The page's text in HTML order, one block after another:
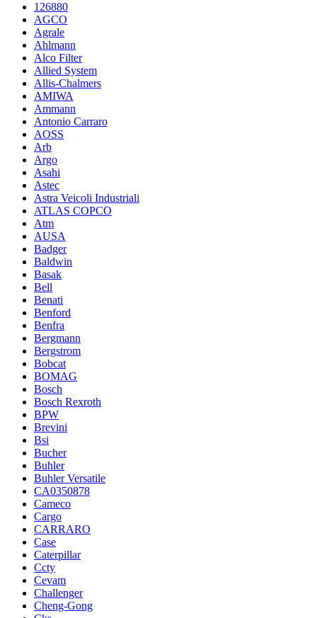
126880
AGCO
Agrale
Ahlmann
Alco Filter
Allied System
Allis-Chalmers
AMIWA
Ammann
Antonio Carraro
AOSS
Arb
Argo
Asahi
Astec
Astra Veicoli Industriali
ATLAS COPCO
Atm
AUSA
Badger
Baldwin
Basak
Bell
Benati
Benford
Benfra
Bergmann
Bergstrom
Bobcat
BOMAG
Bosch
Bosch Rexroth
BPW
Brevini
Bsi
Bucher
Buhler
Buhler Versatile
CA0350878
Cameco
Cargo
CARRARO
Case
Caterpillar
Ccty
Cevam
Challenger
Cheng-Gong